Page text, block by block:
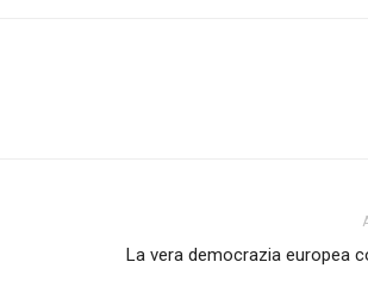
La vera democrazia europea